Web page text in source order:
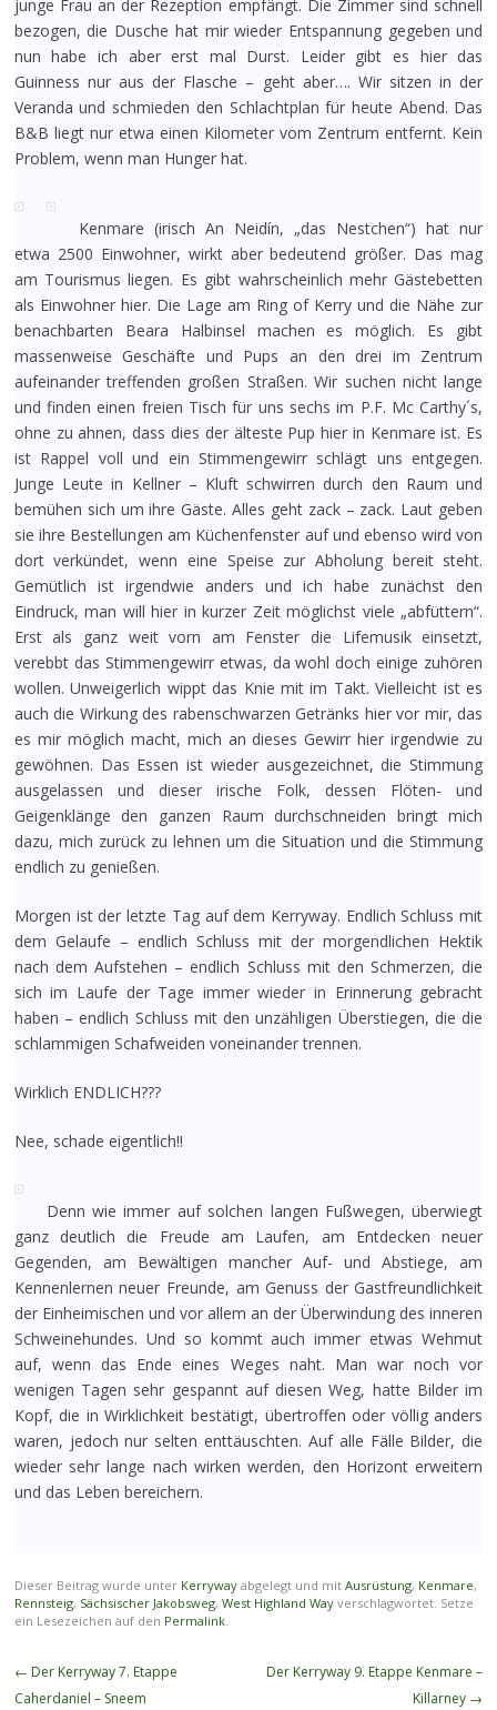
junge Frau an der Rezeption empfängt. Die Zimmer sind schnell
bezogen, die Dusche hat mir wieder Entspannung gegeben und
nun habe ich aber erst mal Durst. Leider gibt es hier das
Guinness nur aus der Flasche – geht aber…. Wir sitzen in der
Veranda und schmieden den Schlachtplan für heute Abend. Das
B&B liegt nur etwa einen Kilometer vom Zentrum entfernt. Kein
Problem, wenn man Hunger hat.
Kenmare (irisch An Neidín, „das Nestchen“) hat nur
etwa 2500 Einwohner, wirkt aber bedeutend größer. Das mag
am Tourismus liegen. Es gibt wahrscheinlich mehr Gästebetten
als Einwohner hier. Die Lage am Ring of Kerry und die Nähe zur
benachbarten Beara Halbinsel machen es möglich. Es gibt
massenweise Geschäfte und Pups an den drei im Zentrum
aufeinander treffenden großen Straßen. Wir suchen nicht lange
und finden einen freien Tisch für uns sechs im P.F. Mc Carthy´s,
ohne zu ahnen, dass dies der älteste Pup hier in Kenmare ist. Es
ist Rappel voll und ein Stimmengewirr schlägt uns entgegen.
Junge Leute in Kellner – Kluft schwirren durch den Raum und
bemühen sich um ihre Gäste. Alles geht zack – zack. Laut geben
sie ihre Bestellungen am Küchenfenster auf und ebenso wird von
dort verkündet, wenn eine Speise zur Abholung bereit steht.
Gemütlich ist irgendwie anders und ich habe zunächst den
Eindruck, man will hier in kurzer Zeit möglichst viele „abfüttern“.
Erst als ganz weit vorn am Fenster die Lifemusik einsetzt,
verebbt das Stimmengewirr etwas, da wohl doch einige zuhören
wollen. Unweigerlich wippt das Knie mit im Takt. Vielleicht ist es
auch die Wirkung des rabenschwarzen Getränks hier vor mir, das
es mir möglich macht, mich an dieses Gewirr hier irgendwie zu
gewöhnen. Das Essen ist wieder ausgezeichnet, die Stimmung
ausgelassen und dieser irische Folk, dessen Flöten- und
Geigenklänge den ganzen Raum durchschneiden bringt mich
dazu, mich zurück zu lehnen um die Situation und die Stimmung
endlich zu genießen.
Morgen ist der letzte Tag auf dem Kerryway. Endlich Schluss mit
dem Gelaufe – endlich Schluss mit der morgendlichen Hektik
nach dem Aufstehen – endlich Schluss mit den Schmerzen, die
sich im Laufe der Tage immer wieder in Erinnerung gebracht
haben – endlich Schluss mit den unzähligen Überstiegen, die die
schlammigen Schafweiden voneinander trennen.
Wirklich ENDLICH???
Nee, schade eigentlich!!
Denn wie immer auf solchen langen Fußwegen, überwiegt
ganz deutlich die Freude am Laufen, am Entdecken neuer
Gegenden, am Bewältigen mancher Auf- und Abstiege, am
Kennenlernen neuer Freunde, am Genuss der Gastfreundlichkeit
der Einheimischen und vor allem an der Überwindung des inneren
Schweinehundes. Und so kommt auch immer etwas Wehmut
auf, wenn das Ende eines Weges naht. Man war noch vor
wenigen Tagen sehr gespannt auf diesen Weg, hatte Bilder im
Kopf, die in Wirklichkeit bestätigt, übertroffen oder völlig anders
waren, jedoch nur selten enttäuschten. Auf alle Fälle Bilder, die
wieder sehr lange nach wirken werden, den Horizont erweitern
und das Leben bereichern.
Dieser Beitrag wurde unter Kerrywayabgelegt und mit Ausrüstung, Kenmare,
Rennsteig, Sächsischer Jakobsweg, West Highland Wayverschlagwortet. Setze
ein Lesezeichen auf den Permalink.
Beitragsnavigation
← Der Kerryway 7. Etappe
Caherdaniel – Sneem
Der Kerryway 9. Etappe Kenmare –
Killarney →